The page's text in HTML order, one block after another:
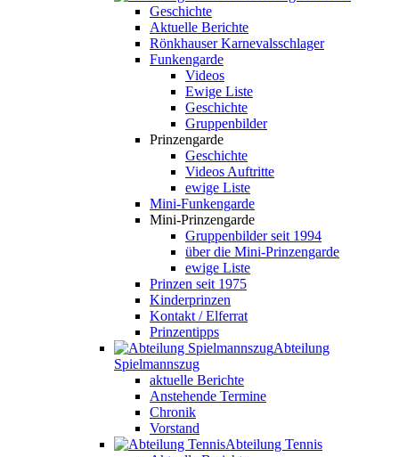
Geschichte
Aktuelle Berichte
Rönkhauser Karnevalsschlager
Funkengarde
Videos
Ewige Liste
Geschichte
Gruppenbilder
Prinzengarde
Geschichte
Videos Auftritte
ewige Liste
Mini-Funkengarde
Mini-Prinzengarde
Gruppenbilder seit 1994
über die Mini-Prinzengarde
ewige Liste
Prinzen seit 1975
Kinderprinzen
Kontakt / Elferrat
Prinzentipps
Abteilung
Spielmannszug
aktuelle Berichte
Anstehende Termine
Chronik
Vorstand
Abteilung Tennis